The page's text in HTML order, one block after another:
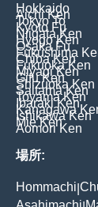
Hokkaido
Aichi Ken
Tokyo To
Kyoto Fu
Niigata Ken
Hyogo Ken
Osaka Fu
Fukushima
Chiba Ken
Fukuoka Ken
Miyagi Ken
Gifu Ken
Shizuoka Ken
Saitama Ken
Toyama Ken
Ibaraki Ken
Kanagawa
Ishikawa Ken
Mie Ken
Aomori Ken
場所:
Hommachi